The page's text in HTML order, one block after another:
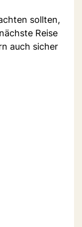
sollten,
Reise
auch sicher